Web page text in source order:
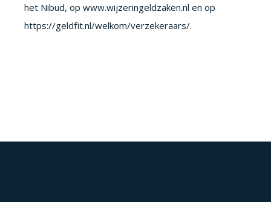
het Nibud, op www.wijzeringeldzaken.nl en op
https://geldfit.nl/welkom/verzekeraars/.